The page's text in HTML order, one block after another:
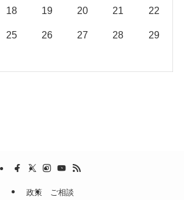
18 19 20 21 22
25 26 27 28 29
政策 ご相談